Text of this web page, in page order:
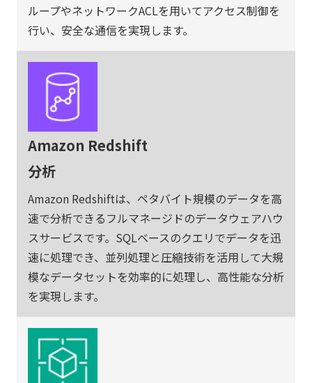
ループやネットワークACLを用いてアクセス制御を
行い、安全な通信を実現します。
Amazon Redshift
分析
Amazon Redshiftは、ペタバイト規模のデータを高
速で分析できるフルマネージドのデータウェアハウ
スサービスです。SQLベースのクエリでデータを迅
速に処理でき、並列処理と圧縮技術を活用して大規
模なデータセットを効率的に処理し、高性能な分析
を実現します。